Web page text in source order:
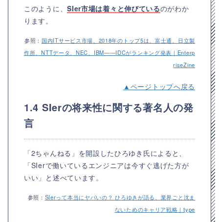
このように、SIer市場は着々と伸びているのがわか
ります。
参照： 国内ITサービス市場、2018年のトップ5は、富士通、日立製
作所、NTTデータ、NEC、IBM――IDCがランキング発表｜Enterp
riseZine
▲ページトップへ戻る
1.4 SIerの将来性に関する著名人の発
言
「2ちゃんねる」を開設したひろゆき氏によると、
「SIerで働いているエンジニアは今すぐ逃げた方が
いい」と述べています。
参照： SIerって本当にヤバいの？ ひろゆきが語る、業界ごと沈ま
ないためのキャリア戦略｜type